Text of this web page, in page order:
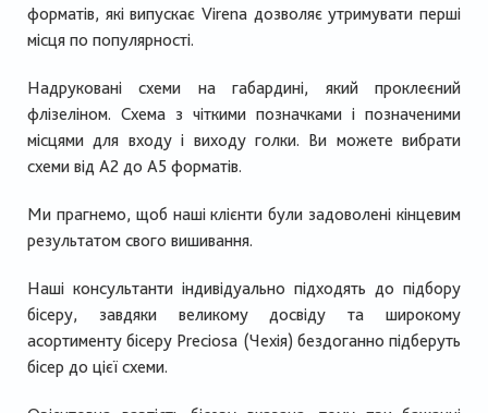
форматів, які випускає Virena дозволяє утримувати перші
місця по популярності.
Надруковані схеми на габардині, який проклеєний
флізеліном. Схема з чіткими позначками і позначеними
місцями для входу і виходу голки. Ви можете вибрати
схеми від А2 до А5 форматів.
Ми прагнемо, щоб наші клієнти були задоволені кінцевим
результатом свого вишивання.
Наші консультанти індивідуально підходять до підбору
бісеру, завдяки великому досвіду та широкому
асортименту бісеру Preciosa (Чехія) бездоганно підберуть
бісер до цієї схеми.